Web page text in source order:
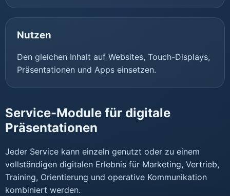
Nutzen
Den gleichen Inhalt auf Websites, Touch-Displays,
Präsentationen und Apps einsetzen.
Service-Module für digitale
Präsentationen
Jeder Service kann einzeln genutzt oder zu einem
vollständigen digitalen Erlebnis für Marketing, Vertrieb,
Training, Orientierung und operative Kommunikation
kombiniert werden.